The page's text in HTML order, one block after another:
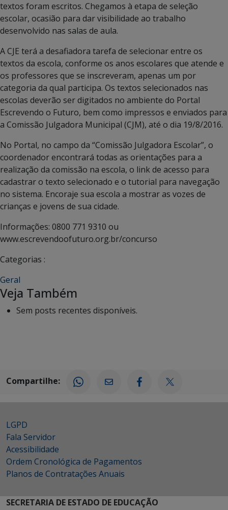
textos foram escritos. Chegamos à etapa de seleção
escolar, ocasião para dar visibilidade ao trabalho
desenvolvido nas salas de aula.
A CJE terá a desafiadora tarefa de selecionar entre os
textos da escola, conforme os anos escolares que atende e
os professores que se inscreveram, apenas um por
categoria da qual participa. Os textos selecionados nas
escolas deverão ser digitados no ambiente do Portal
Escrevendo o Futuro, bem como impressos e enviados para
a Comissão Julgadora Municipal (CJM), até o dia 19/8/2016.
No Portal, no campo da “Comissão Julgadora Escolar”, o
coordenador encontrará todas as orientações para a
realização da comissão na escola, o link de acesso para
cadastrar o texto selecionado e o tutorial para navegação
no sistema. Encoraje sua escola a mostrar as vozes de
crianças e jovens de sua cidade.
Informações: 0800 771 9310 ou
www.escrevendoofuturo.org.br/concurso
Categorias :
Geral
Veja Também
Sem posts recentes disponíveis.
Compartilhe:
LGPD
Fala Servidor
Acessibilidade
Ordem Cronológica de Pagamentos
Planos de Contratações Anuais
SECRETARIA DE ESTADO DE EDUCAÇÃO